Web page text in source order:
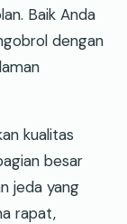
Baik Anda
dengan
kualitas
besar
jeda yang
rapat,